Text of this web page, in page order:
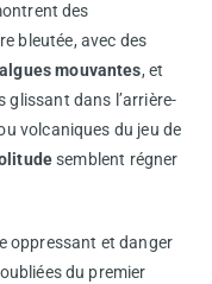
des
bleutée, avec des
algues mouvantes, et
dans l’arrière-
volcaniques du jeu de
semblent régner
oppressant et danger
du premier